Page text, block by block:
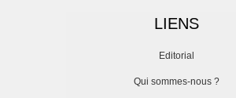
LIENS
Editorial
Qui sommes-nous ?